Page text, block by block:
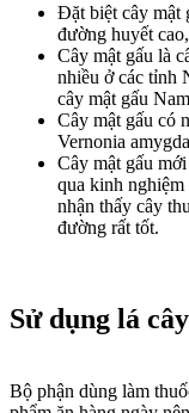
Đặt biệt cây mật
đường huyết
Cây mật gấu là
nhiều ở các tỉnh
cây mật gấu
Cây mật gấu có
Vernonia
Cây mật gấu
qua kinh nghiệm
nhận thấy cây
đường rất tốt.
Sử dụng lá
Bộ phận dùng làm